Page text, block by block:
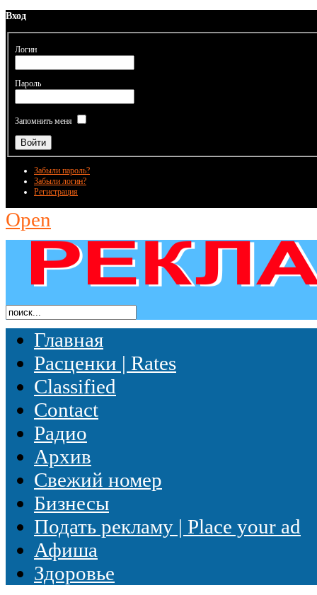
Вход
Логин
Пароль
Запомнить меня
Забыли пароль?
Забыли логин?
Регистрация
Open
Главная
Расценки | Rates
Classified
Contact
Радио
Архив
Свежий номер
Бизнесы
Подать рекламу | Place your ad
Афиша
Здоровье